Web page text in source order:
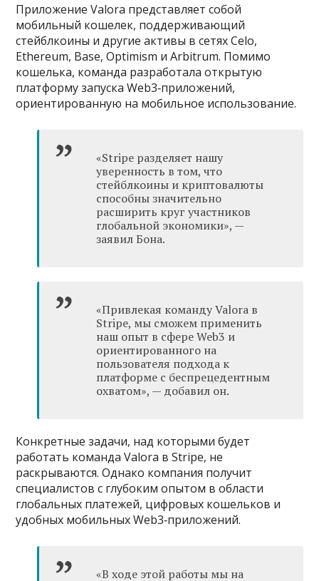
Приложение Valora представляет собой
мобильный кошелек, поддерживающий
стейблкоины и другие активы в сетях Celo,
Ethereum, Base, Optimism и Arbitrum. Помимо
кошелька, команда разработала открытую
платформу запуска Web3‑приложений,
ориентированную на мобильное использование.
«Stripe разделяет нашу
уверенность в том, что
стейблкоины и криптовалюты
способны значительно
расширить круг участников
глобальной экономики», —
заявил Бона.
«Привлекая команду Valora в
Stripe, мы сможем применить
наш опыт в сфере Web3 и
ориентированного на
пользователя подхода к
платформе с беспрецедентным
охватом», — добавил он.
Конкретные задачи, над которыми будет
работать команда Valora в Stripe, не
раскрываются. Однако компания получит
специалистов с глубоким опытом в области
глобальных платежей, цифровых кошельков и
удобных мобильных Web3‑приложений.
«В ходе этой работы мы на